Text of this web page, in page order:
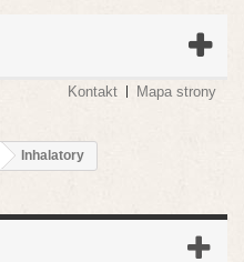
Kontakt Mapa strony
Inhalatory